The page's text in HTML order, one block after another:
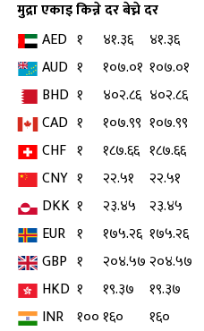
मुद्राएकाइकिन्ने दरबेच्ने दर
AED १ ४१.३६
४१.३६
AUD १ १०७.०१ १०७.०१
BHD १ ४०२.८६ ४०२.८६
CAD १ १०७.९९ १०७.९९
CHF १ १८७.६६ १८७.६६
CNY १ २२.५१
२२.५१
DKK १ २३.४५
२३.४५
EUR १ १७५.२६ १७५.२६
GBP १ २०४.५७ २०४.५७
HKD १ १९.३७
१९.३७
INR १००१६०
१६०